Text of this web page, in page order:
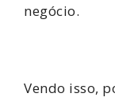
negócio.
Vendo isso,